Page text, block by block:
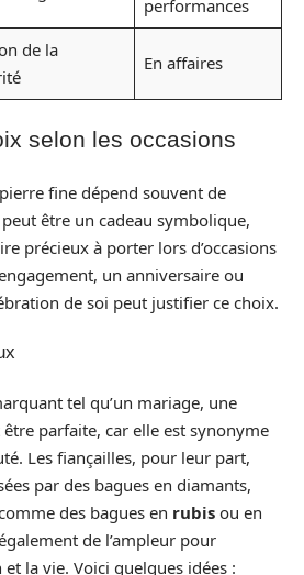
performances
de la
En affaires
selon les occasions
fine dépend souvent de
peut être un cadeau symbolique,
précieux à porter lors d’occasions
un anniversaire ou
de soi peut justifier ce choix.
tel qu’un mariage, une
être parfaite, car elle est synonyme
Les fiançailles, pour leur part,
par des bagues en diamants,
des bagues en rubis ou en
de l’ampleur pour
la vie. Voici quelques idées :